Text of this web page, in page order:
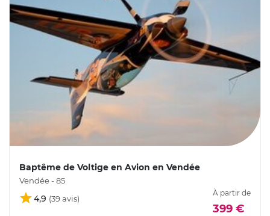
Baptême de Voltige en Avion en Vendée
Vendée - 85
4,9
À partir de
399 €